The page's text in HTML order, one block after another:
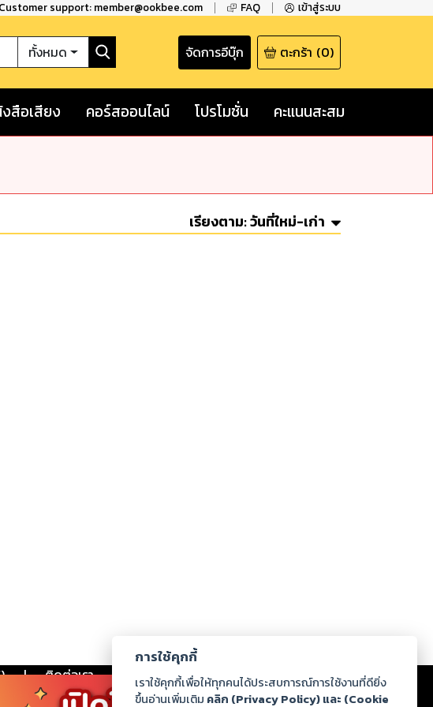
Customer support: member@ookbee.com FAQ เข้าสู่ระบบ
ทั้งหมด จัดการอีบุ๊ก ตะกร้า (0)
สือเสียง คอร์สออนไลน์ โปรโมชั่น คะแนนสะสม
เรียงตาม:วันที่ใหม่-เก่า
| ติดต่อเรา ร่วมงานกับเรา ดาวน์โหลด
การใช้คุกกี้
เราใช้คุกกี้เพื่อให้ทุกคนได้ประสบการณ์การใช้งานที่ดียิ่ง
ขึ้นอ่านเพิ่มเติม คลิก (Privacy Policy) และ (Cookie